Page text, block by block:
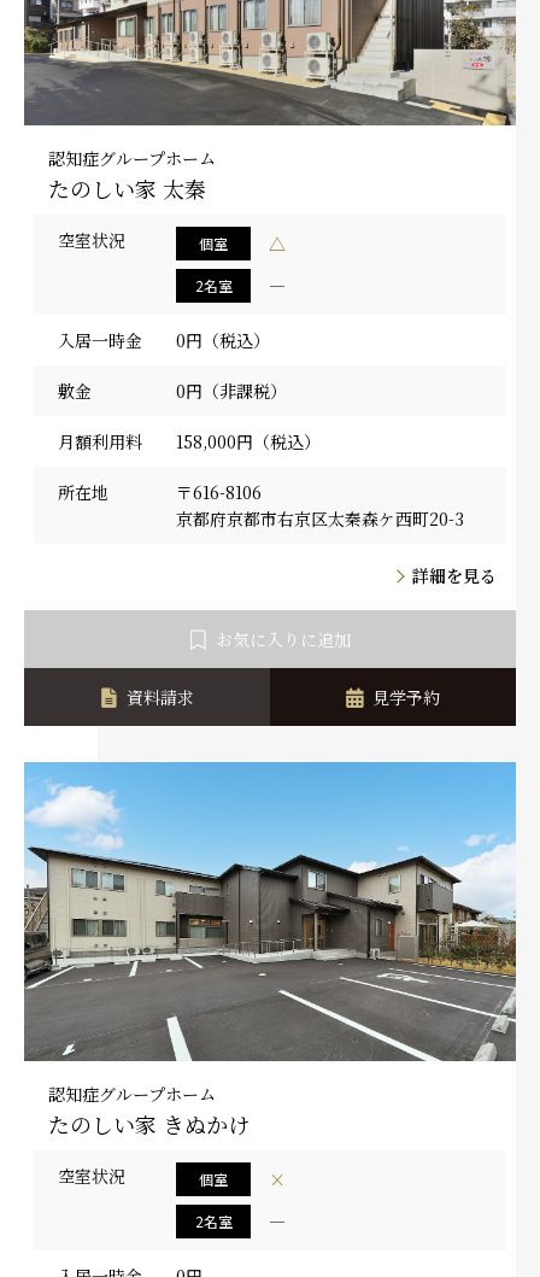
認知症グループホーム
たのしい家 太秦
空室状況 個室 △
2名室 ―
入居一時金 0円（税込）
敷金 0円（非課税）
月額利用料 158,000円（税込）
所在地
〒616-8106
京都府京都市右京区太秦森ケ西町20-3
詳細を見る
お気に入りに追加
資料請求 見学予約
認知症グループホーム
たのしい家 きぬかけ
空室状況 個室 ×
2名室 ―